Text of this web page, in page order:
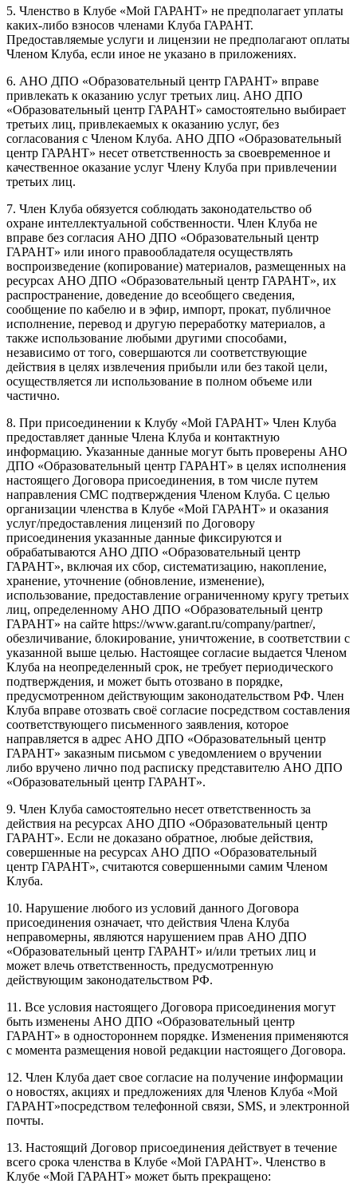
5. Членство в Клубе «Мой ГАРАНТ» не предполагает уплаты
каких-либо взносов членами Клуба ГАРАНТ.
Предоставляемые услуги и лицензии не предполагают оплаты
Членом Клуба, если иное не указано в приложениях.
6. АНО ДПО «Образовательный центр ГАРАНТ» вправе
привлекать к оказанию услуг третьих лиц. АНО ДПО
«Образовательный центр ГАРАНТ» самостоятельно выбирает
третьих лиц, привлекаемых к оказанию услуг, без
согласования с Членом Клуба. АНО ДПО «Образовательный
центр ГАРАНТ» несет ответственность за своевременное и
качественное оказание услуг Члену Клуба при привлечении
третьих лиц.
7. Член Клуба обязуется соблюдать законодательство об
охране интеллектуальной собственности. Член Клуба не
вправе без согласия АНО ДПО «Образовательный центр
ГАРАНТ» или иного правообладателя осуществлять
воспроизведение (копирование) материалов, размещенных на
ресурсах АНО ДПО «Образовательный центр ГАРАНТ», их
распространение, доведение до всеобщего сведения,
сообщение по кабелю и в эфир, импорт, прокат, публичное
исполнение, перевод и другую переработку материалов, а
также использование любыми другими способами,
независимо от того, совершаются ли соответствующие
действия в целях извлечения прибыли или без такой цели,
осуществляется ли использование в полном объеме или
частично.
8. При присоединении к Клубу «Мой ГАРАНТ» Член Клуба
предоставляет данные Члена Клуба и контактную
информацию. Указанные данные могут быть проверены АНО
ДПО «Образовательный центр ГАРАНТ» в целях исполнения
настоящего Договора присоединения, в том числе путем
направления СМС подтверждения Членом Клуба. С целью
организации членства в Клубе «Мой ГАРАНТ» и оказания
услуг/предоставления лицензий по Договору
присоединения указанные данные фиксируются и
обрабатываются АНО ДПО «Образовательный центр
ГАРАНТ», включая их сбор, систематизацию, накопление,
хранение, уточнение (обновление, изменение),
использование, предоставление ограниченному кругу третьих
лиц, определенному АНО ДПО «Образовательный центр
ГАРАНТ» на сайте https://www.garant.ru/company/partner/,
обезличивание, блокирование, уничтожение, в соответствии с
указанной выше целью. Настоящее согласие выдается Членом
Клуба на неопределенный срок, не требует периодического
подтверждения, и может быть отозвано в порядке,
предусмотренном действующим законодательством РФ. Член
Клуба вправе отозвать своё согласие посредством составления
соответствующего письменного заявления, которое
направляется в адрес АНО ДПО «Образовательный центр
ГАРАНТ» заказным письмом с уведомлением о вручении
либо вручено лично под расписку представителю АНО ДПО
«Образовательный центр ГАРАНТ».
9. Член Клуба самостоятельно несет ответственность за
действия на ресурсах АНО ДПО «Образовательный центр
ГАРАНТ». Если не доказано обратное, любые действия,
совершенные на ресурсах АНО ДПО «Образовательный
центр ГАРАНТ», считаются совершенными самим Членом
Клуба.
10. Нарушение любого из условий данного Договора
присоединения означает, что действия Члена Клуба
неправомерны, являются нарушением прав АНО ДПО
«Образовательный центр ГАРАНТ» и/или третьих лиц и
может влечь ответственность, предусмотренную
действующим законодательством РФ.
11. Все условия настоящего Договора присоединения могут
быть изменены АНО ДПО «Образовательный центр
ГАРАНТ» в одностороннем порядке. Изменения применяются
с момента размещения новой редакции настоящего Договора.
12. Член Клуба дает свое согласие на получение информации
о новостях, акциях и предложениях для Членов Клуба «Мой
ГАРАНТ»посредством телефонной связи, SMS, и электронной
почты.
13. Настоящий Договор присоединения действует в течение
всего срока членства в Клубе «Мой ГАРАНТ». Членство в
Клубе «Мой ГАРАНТ» может быть прекращено: